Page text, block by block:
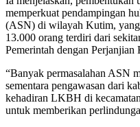
memperkuat pendampingan
(ASN) di wilayah Kutim,
13.000 orang terdiri dari
Pemerintah dengan Perjanjian
“Banyak permasalahan ASN
sementara pengawasan dari
kehadiran LKBH di
untuk memberikan